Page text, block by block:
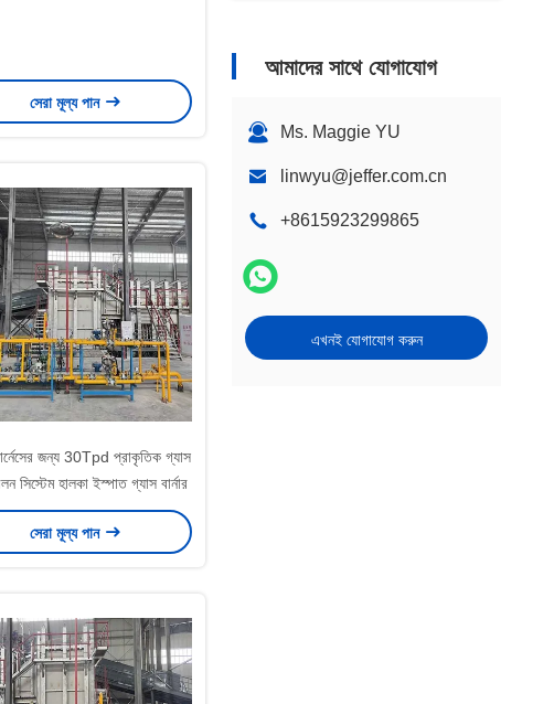
আমাদের সাথে যোগাযোগ
Ms. Maggie YU
linwyu@jeffer.com.cn
+8615923299865
এখনই যোগাযোগ করুন
সেরা মূল্য পান
জন্য 30Tpd প্রাকৃতিক গ্যাস
সিস্টেম হালকা ইস্পাত গ্যাস বার্নার
সেরা মূল্য পান